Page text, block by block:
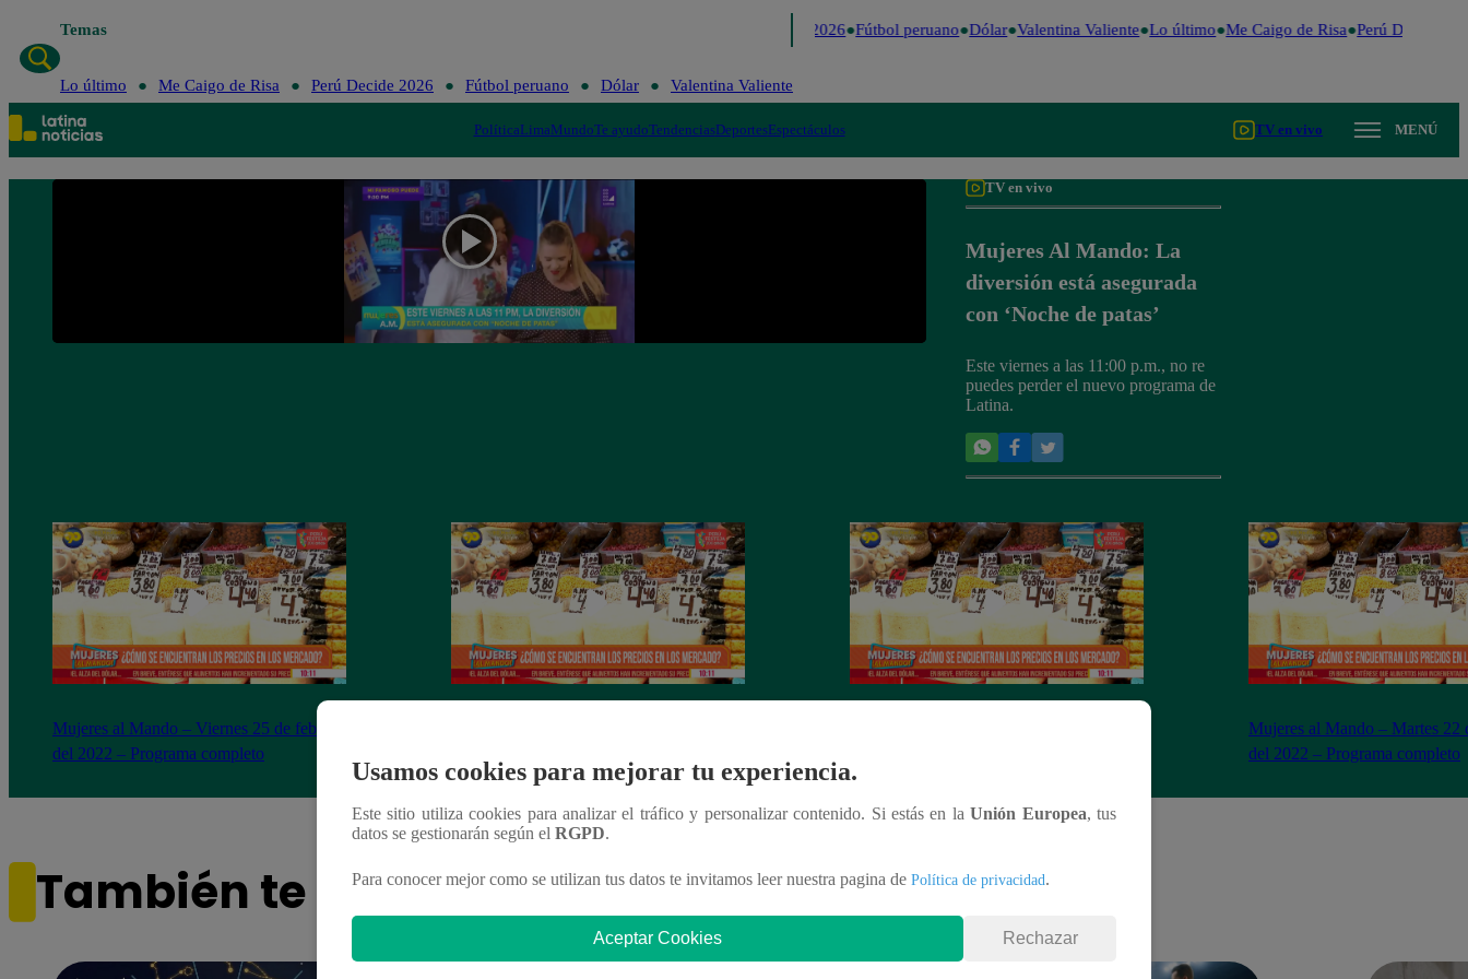
Temas Perú Decide 2026 Fútbol peruano Dólar Valentina Valiente Lo último Me Caigo de Risa Perú Decide
Lo último Me Caigo de Risa Perú Decide 2026 Fútbol peruano Dólar Valentina Valiente
PolíticaLimaMundoTe ayudoTendenciasDeportesEspectáculos TV en vivo MENÚ
TV en vivo
Mujeres Al Mando: La
diversión está asegurada
con ‘Noche de patas’
Este viernes a las 11:00 p.m., no re
puedes perder el nuevo programa de
Latina.
Mujeres al Mando – Viernes 25 de febrero
del 2022 – Programa completo
Mujeres al Mando – Martes 22
del 2022 – Programa completo
También te puede interesar
Usamos cookies para mejorar tu experiencia.
Este sitio utiliza cookies para analizar el tráfico y personalizar contenido. Si estás en laUnión Europea, tus
datos se gestionarán según el RGPD.
Para conocer mejor como se utilizan tus datos te invitamos leer nuestra pagina de Política de privacidad.
Aceptar Cookies Rechazar